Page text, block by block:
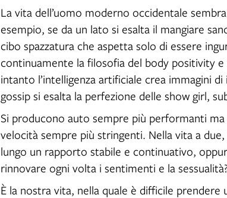
La vita dell’uomo moderno occidentale
esempio, se da un lato si esalta il mangiare
cibo spazzatura che aspetta solo di essere
continuamente la filosofia del body positivity
intanto l’intelligenza artificiale crea immagini
gossip si esalta la perfezione delle show girl,
Si producono auto sempre più performanti
velocità sempre più stringenti. Nella vita a
lungo un rapporto stabile e continuativo,
rinnovare ogni volta i sentimenti e la
È la nostra vita, nella quale è difficile prendere